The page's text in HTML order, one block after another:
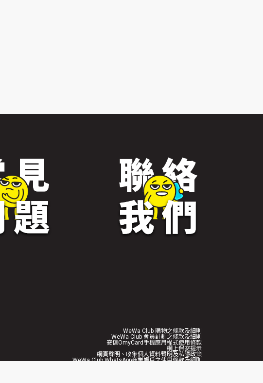
WeWa Club 購物之條款及細則
WeWa Club 會員計劃之條款及細則
安信OmyCard手機應用程式使用條款
網上保安提示
網頁聲明、收集個人資料聲明及私隱政策
WeWa Club WhatsApp商業帳戶之使用條款及細則